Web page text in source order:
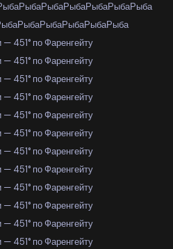
РыбаРыбаРыбаРыбаРыбаРыба
РыбаРыбаРыбаРыбаРыба
451° по Фаренгейту
451° по Фаренгейту
451° по Фаренгейту
451° по Фаренгейту
451° по Фаренгейту
451° по Фаренгейту
451° по Фаренгейту
451° по Фаренгейту
451° по Фаренгейту
451° по Фаренгейту
451° по Фаренгейту
451° по Фаренгейту